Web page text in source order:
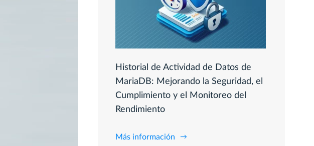
Historial de Actividad de Datos de
MariaDB: Mejorando la Seguridad, el
Cumplimiento y el Monitoreo del
Rendimiento
Más información